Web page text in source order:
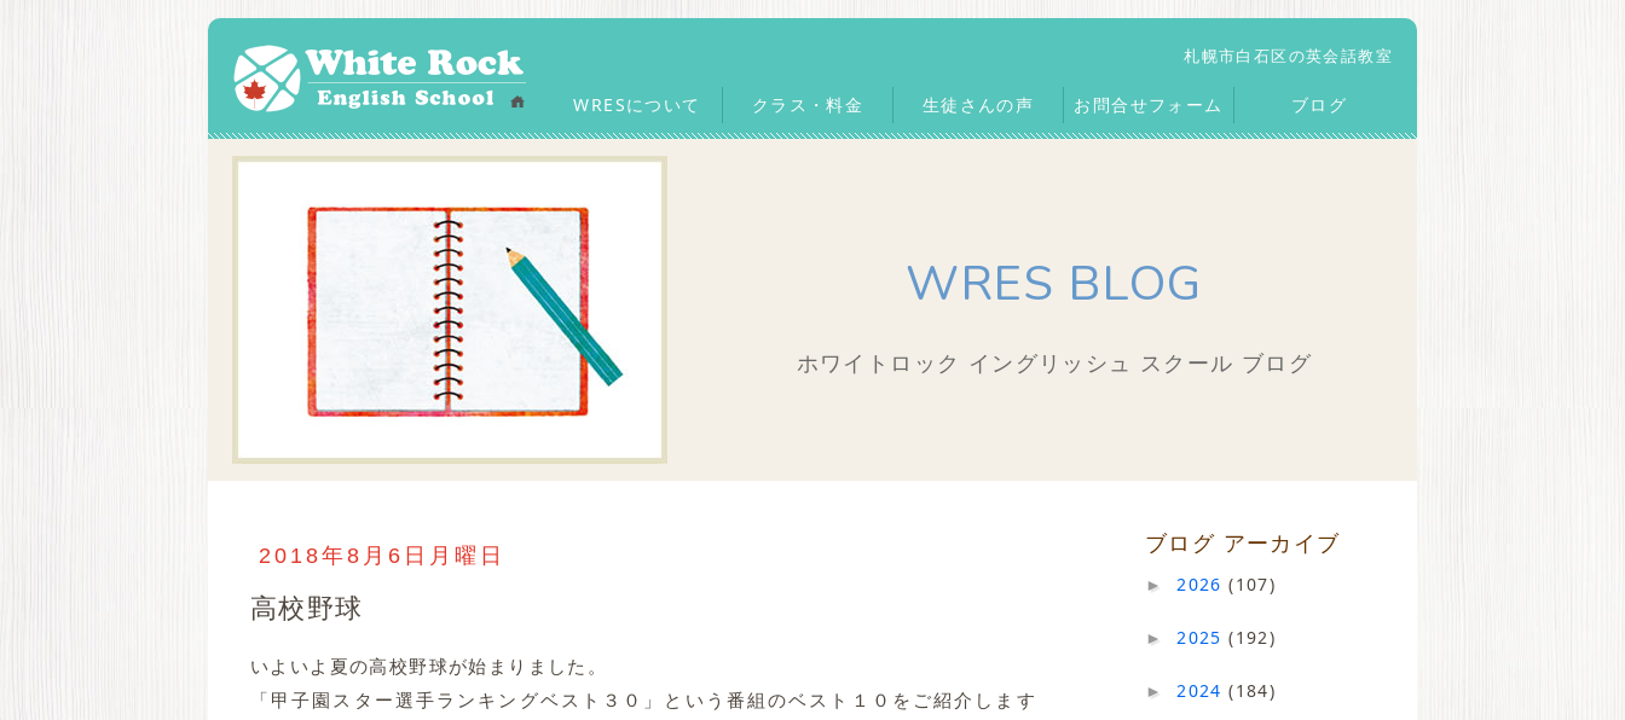
札幌市白石区の英会話教室
WRESについて クラス・料金 生徒さんの声 お問合せフォーム ブログ
WRES BLOG
ホワイトロック イングリッシュ スクール ブログ
2018年8月6日月曜日
高校野球
いよいよ夏の高校野球が始まりました。
「甲子園スター選手ランキングベスト３０」という番組のベスト１０をご紹介します
ブログ アーカイブ
► 2026(107)
► 2025(192)
► 2024(184)